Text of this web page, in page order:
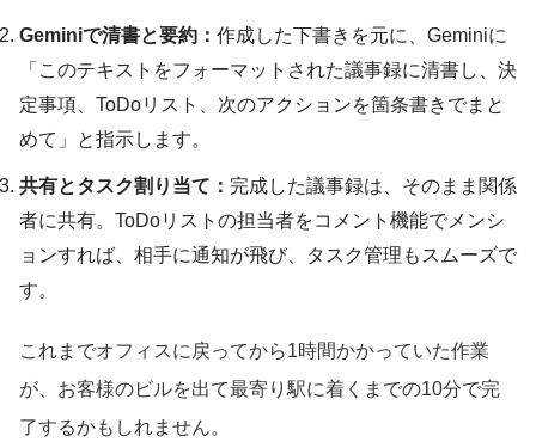
Geminiで清書と要約： 作成した下書きを元に、Geminiに
「このテキストをフォーマットされた議事録に清書し、決
定事項、ToDoリスト、次のアクションを箇条書きでまと
めて」と指示します。
共有とタスク割り当て： 完成した議事録は、そのまま関係
者に共有。ToDoリストの担当者をコメント機能でメンシ
ョンすれば、相手に通知が飛び、タスク管理もスムーズで
す。
これまでオフィスに戻ってから1時間かかっていた作業
が、お客様のビルを出て最寄り駅に着くまでの10分で完
了するかもしれません。